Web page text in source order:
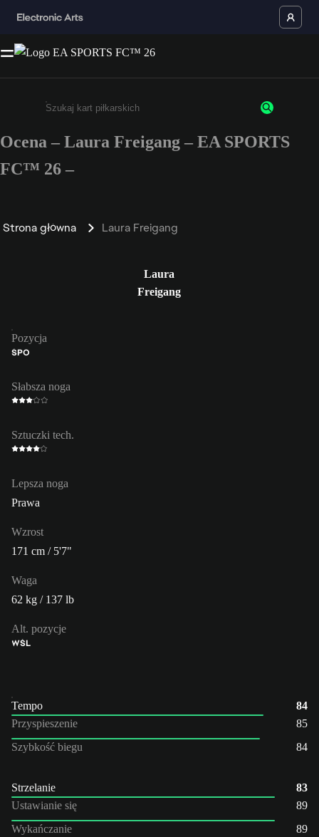
Wpisz co najmniej 3 znaki lub cyfry.
Ocena – Laura Freigang – EA SPORTS
FC™ 26 –
Strona główna Laura Freigang
Laura
Freigang
Pozycja
ŚPO
Słabsza noga
Sztuczki tech.
Lepsza noga
Prawa
Wzrost
171 cm / 5'7"
Waga
62 kg / 137 lb
Alt. pozycje
WŚL
Tempo
84
Przyspieszenie
85
Szybkość biegu
84
Strzelanie
83
Ustawianie się
89
Wykańczanie
89